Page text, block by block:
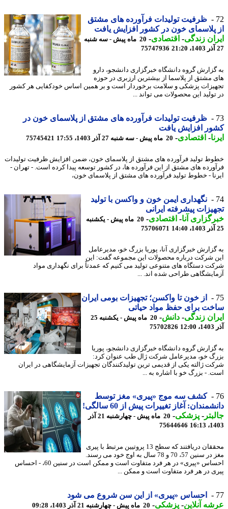
ظرفیت تولیدات فرآورده های مشتق
پلاسمای خون در کشور افزایش یافت
زندگی-اقتصادی-
20 ماه پیش - سه شنبه
75747936
گروه دانشگاه خبرگزاری دانشجو، دارو
مشتق از پلاسما از بیشترین ارزبری در حوزه
پزشکی و سلامت برخوردار است و بر همین اساس خودکفایی هر کشور
این محصولات می تواند ...
ظرفیت تولیدات فرآورده های مشتق از پلاسمای خون در
افزایش یافت
-اقتصادی-20 ماه پیش - سه شنبه 27 آذر 1403، 17:55 75745421
تولید فرآورده های مشتق از پلاسمای خون، ضمن افزایش ظرفیت تولیدات
های مشتق از این فرآورده ها، در کشور توسعه پیدا کرده است. - تهران -
- خطوط تولید فرآورده های مشتق از پلاسمای خون،
نگهداری ایمن خون و واکسن با تولید
پیشرفته ایرانی
آنا- اقتصادی-
20 ماه پیش - یکشنبه
75706071
خبرگزاری آنا، پوریا بزرگ خو، مدیرعامل
شرکت درباره محصولات این مجموعه گفت: این
دستگاه های متنوعی تولید می کنیم که عمدتاً برای نگهداری مواد
طراحی شده اند. ...
از خون تا واکسن؛ تجهیزات بومی ایران
برای حفظ مواد حیاتی
زندگی-دانش -
20 ماه پیش - یکشنبه 25
75702826
گروه دانشگاه خبرگزاری دانشجو، پوریا
خو، مدیرعامل شرکت ژال طب عنوان کرد:
ژالته یکی از قدیمی ترین تولیدکنندگان تجهیزات آزمایشگاهی در ایران
- بزرگ خو با اشاره به ...
کشف سه موج «پیری» مغز توسط
آغاز تغییرات پیش از 60 سالگی!
-پزشکی-
20 ماه پیش - چهارشنبه 21 آذر
75644646
محققان دریافتند که سطح 13 پروتیین مرتبط با پیری
مغز در سنین 57، 70 و 78 سال به اوج خود می رسند.
احساس «پیری» در هر فرد متفاوت است و ممکن است در سنین 60، - احساس
در هر فرد متفاوت است و ممکن ...
احساس «پیری» از این سن شروع می شود
آنلاین-پزشکی-20 ماه پیش - چهارشنبه 21 آذر 1403، 09:28